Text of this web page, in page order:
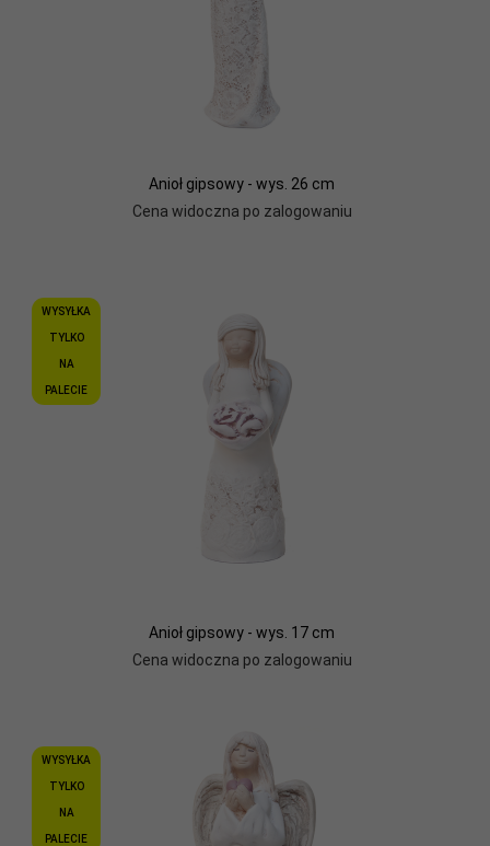
Anioł gipsowy - wys. 26 cm
Cena widoczna po zalogowaniu
WYSYŁKA
TYLKO
NA
PALECIE
Anioł gipsowy - wys. 17 cm
Cena widoczna po zalogowaniu
WYSYŁKA
TYLKO
NA
PALECIE